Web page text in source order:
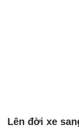
Lên đời xe